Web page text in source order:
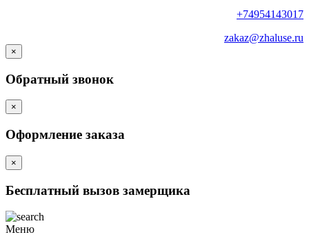
+74954143017
zakaz@zhaluse.ru
×
Обратный звонок
×
Оформление заказа
×
Бесплатный вызов замерщика
Меню